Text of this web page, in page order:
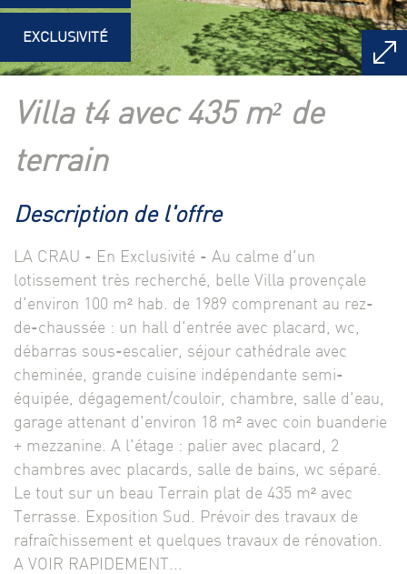
EXCLUSIVITÉ
villa t4 avec 435 m² de
terrain
description de l'offre
LA CRAU - En Exclusivité - Au calme d'un
lotissement très recherché, belle Villa provençale
d'environ 100 m² hab. de 1989 comprenant au rez-
de-chaussée : un hall d'entrée avec placard, wc,
débarras sous-escalier, séjour cathédrale avec
cheminée, grande cuisine indépendante semi-
équipée, dégagement/couloir, chambre, salle d'eau,
garage attenant d'environ 18 m² avec coin buanderie
+ mezzanine. A l'étage : palier avec placard, 2
chambres avec placards, salle de bains, wc séparé.
Le tout sur un beau Terrain plat de 435 m² avec
Terrasse. Exposition Sud. Prévoir des travaux de
rafraîchissement et quelques travaux de rénovation.
A VOIR RAPIDEMENT...